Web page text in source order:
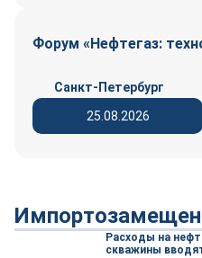
Форум «Нефтегаз:
25.08.2026
Санкт-Петербург
Расходы на
скважины